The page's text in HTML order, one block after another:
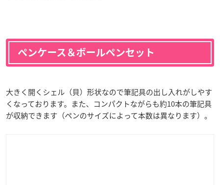
ペンケース＆ボールペンセット
大きく開くシェル（貝）形状なので筆記具の出し入れがしやす
くなっております。また、コンパクトながらも約10本の筆記具
が収納できます（ペンのサイズによって本数は異なります）。